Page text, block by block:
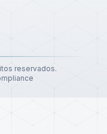
reservados.